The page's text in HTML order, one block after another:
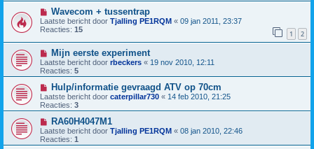
Wavecom + tussentrap
Laatste bericht door Tjalling PE1RQM « 09 jan 2011, 23:37
Reacties: 15 1 2
Mijn eerste experiment
Laatste bericht door rbeckers « 19 nov 2010, 12:11
Reacties: 5
Hulp/informatie gevraagd ATV op 70cm
Laatste bericht door caterpillar730 « 14 feb 2010, 21:25
Reacties: 3
RA60H4047M1
Laatste bericht door Tjalling PE1RQM « 08 jan 2010, 22:46
Reacties: 1